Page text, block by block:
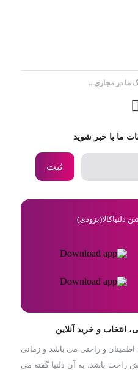
ما در مجازی...
ما با خبر شوید
ثبت
دلنیاکالا(بزودی)
انتخاب و خرید آنلاین
اطمینان و راحتی می باشد و زمانی
راحت باشد، به آن دلنیا گفته می